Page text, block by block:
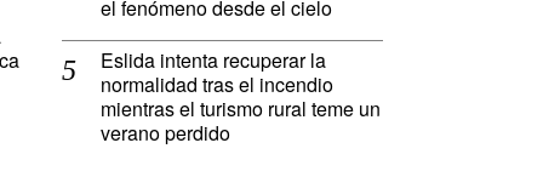
el fenómeno desde el cielo
Eslida intenta recuperar la
normalidad tras el incendio
mientras el turismo rural teme un
verano perdido